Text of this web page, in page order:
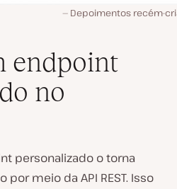
Depoimentos recém-
endpoint
no
personalizado o torna
meio da API REST. Isso